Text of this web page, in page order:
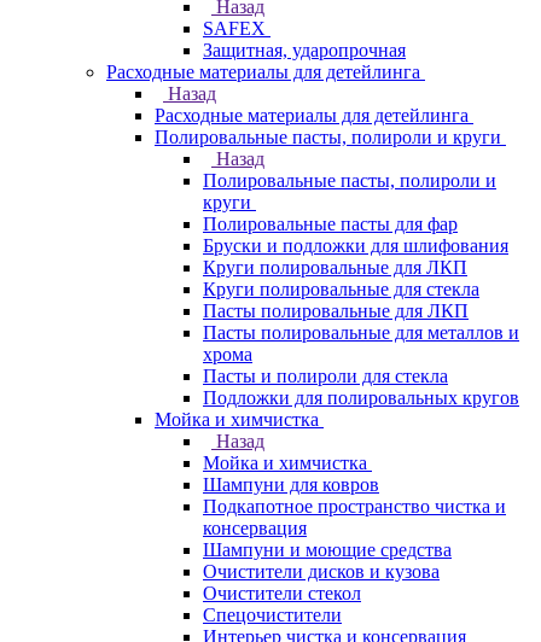
Назад
SAFEX
Защитная, ударопрочная
Расходные материалы для детейлинга
Назад
Расходные материалы для детейлинга
Полировальные пасты, полироли и круги
Назад
Полировальные пасты, полироли и
круги
Полировальные пасты для фар
Бруски и подложки для шлифования
Круги полировальные для ЛКП
Круги полировальные для стекла
Пасты полировальные для ЛКП
Пасты полировальные для металлов и
хрома
Пасты и полироли для стекла
Подложки для полировальных кругов
Мойка и химчистка
Назад
Мойка и химчистка
Шампуни для ковров
Подкапотное пространство чистка и
консервация
Шампуни и моющие средства
Очистители дисков и кузова
Очистители стекол
Спецочистители
Интерьер чистка и консервация